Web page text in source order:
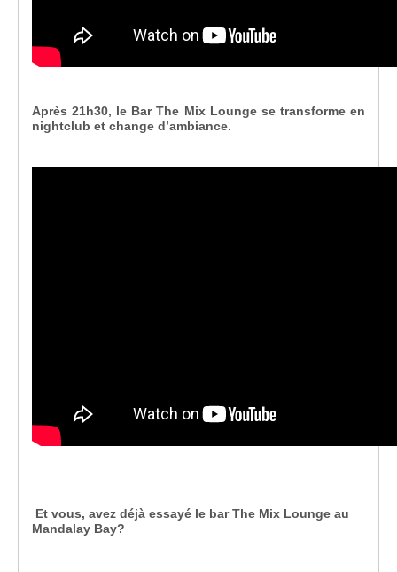
Après 21h30, le Bar The Mix Lounge se transforme en
nightclub et change d’ambiance.
Et vous, avez déjà essayé le bar The Mix Lounge au
Mandalay Bay?